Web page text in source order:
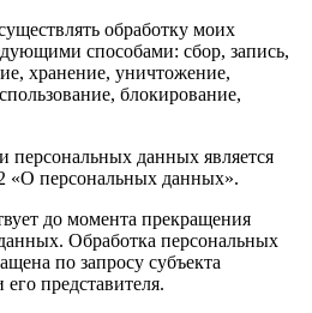
обработку моих
способами: сбор, запись,
хранение, уничтожение,
блокирование,
персональных данных является
«О персональных данных».
до момента прекращения
Обработка персональных
по запросу субъекта
представителя.